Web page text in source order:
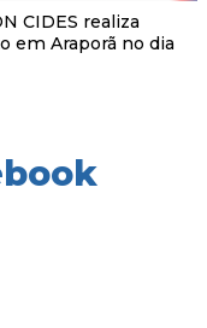
CIDES realiza
em Araporã no dia